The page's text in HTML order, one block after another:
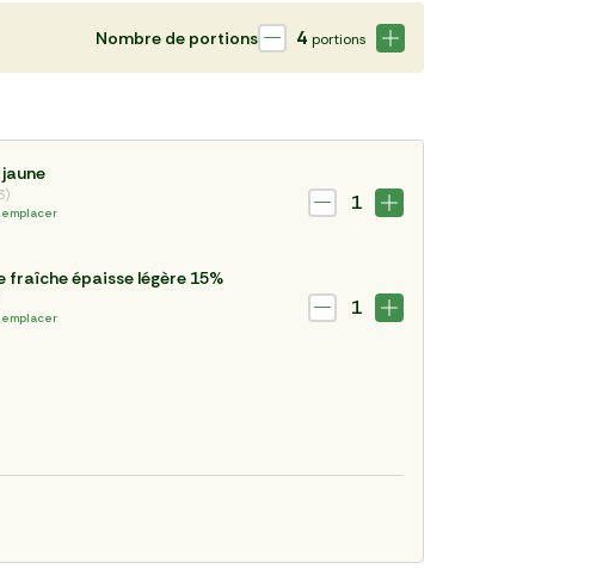
Nombre de portions 4 portions
1
fraîche épaisse légère 15%
1